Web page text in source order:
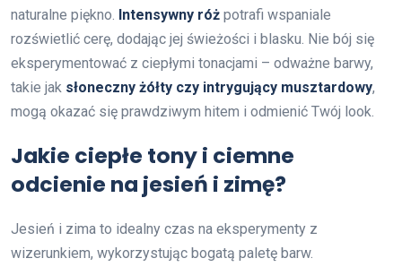
naturalne piękno. Intensywny róż potrafi wspaniale
rozświetlić cerę, dodając jej świeżości i blasku. Nie bój się
eksperymentować z ciepłymi tonacjami – odważne barwy,
takie jak słoneczny żółty czy intrygujący musztardowy,
mogą okazać się prawdziwym hitem i odmienić Twój look.
Jakie ciepłe tony i ciemne
odcienie na jesień i zimę?
Jesień i zima to idealny czas na eksperymenty z
wizerunkiem, wykorzystując bogatą paletę barw.